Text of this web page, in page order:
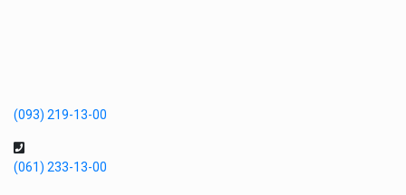
(093) 219-13-00
(061) 233-13-00